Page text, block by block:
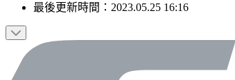
最後更新時間： 2023.05.25 16:16